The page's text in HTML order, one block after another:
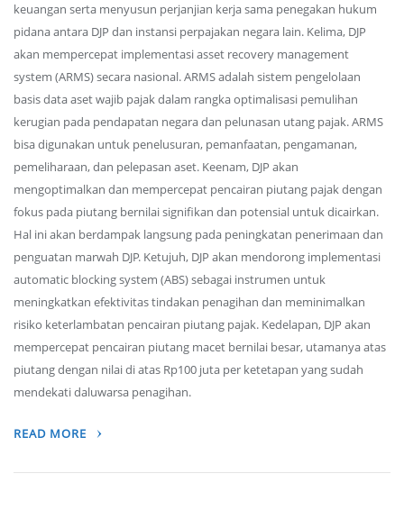
keuangan serta menyusun perjanjian kerja sama penegakan hukum
pidana antara DJP dan instansi perpajakan negara lain. Kelima, DJP
akan mempercepat implementasi asset recovery management
system (ARMS) secara nasional. ARMS adalah sistem pengelolaan
basis data aset wajib pajak dalam rangka optimalisasi pemulihan
kerugian pada pendapatan negara dan pelunasan utang pajak. ARMS
bisa digunakan untuk penelusuran, pemanfaatan, pengamanan,
pemeliharaan, dan pelepasan aset. Keenam, DJP akan
mengoptimalkan dan mempercepat pencairan piutang pajak dengan
fokus pada piutang bernilai signifikan dan potensial untuk dicairkan.
Hal ini akan berdampak langsung pada peningkatan penerimaan dan
penguatan marwah DJP. Ketujuh, DJP akan mendorong implementasi
automatic blocking system (ABS) sebagai instrumen untuk
meningkatkan efektivitas tindakan penagihan dan meminimalkan
risiko keterlambatan pencairan piutang pajak. Kedelapan, DJP akan
mempercepat pencairan piutang macet bernilai besar, utamanya atas
piutang dengan nilai di atas Rp100 juta per ketetapan yang sudah
mendekati daluwarsa penagihan.
READ MORE